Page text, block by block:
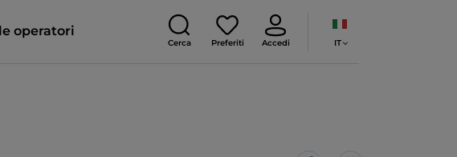
operatori
Cerca Preferiti Accedi IT